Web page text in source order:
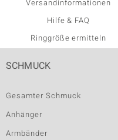
Versandinformationen
Hilfe & FAQ
Ringgröße ermitteln
SCHMUCK
Gesamter Schmuck
Anhänger
Armbänder